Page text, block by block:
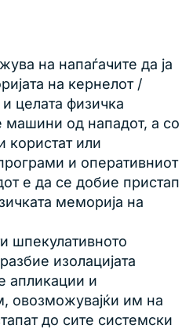
на напаѓачите да ја
на кернелот /
и целата физичка
машини од нападот, а со
користат или
и оперативниот
е да се добие пристап
меморија на
шпекулативното
изолацијата
апликации и
овозможувајќи им на
до сите системски